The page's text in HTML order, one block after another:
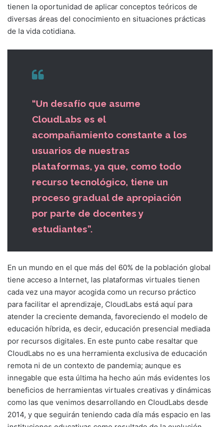
tienen la oportunidad de aplicar conceptos teóricos de
diversas áreas del conocimiento en situaciones prácticas
de la vida cotidiana.
“Un desafío que asume
CloudLabs es el
acompañamiento constante a los
usuarios de nuestras
plataformas, ya que, como todo
recurso tecnológico, tiene un
proceso gradual de apropiación
por parte de docentes y
estudiantes”.
En un mundo en el que más del 60% de la población global
tiene acceso a Internet, las plataformas virtuales tienen
cada vez una mayor acogida como un recurso práctico
para facilitar el aprendizaje, CloudLabs está aquí para
atender la creciente demanda, favoreciendo el modelo de
educación híbrida, es decir, educación presencial mediada
por recursos digitales. En este punto cabe resaltar que
CloudLabs no es una herramienta exclusiva de educación
remota ni de un contexto de pandemia; aunque es
innegable que esta última ha hecho aún más evidentes los
beneficios de herramientas virtuales creativas y dinámicas
como las que venimos desarrollando en CloudLabs desde
2014, y que seguirán teniendo cada día más espacio en las